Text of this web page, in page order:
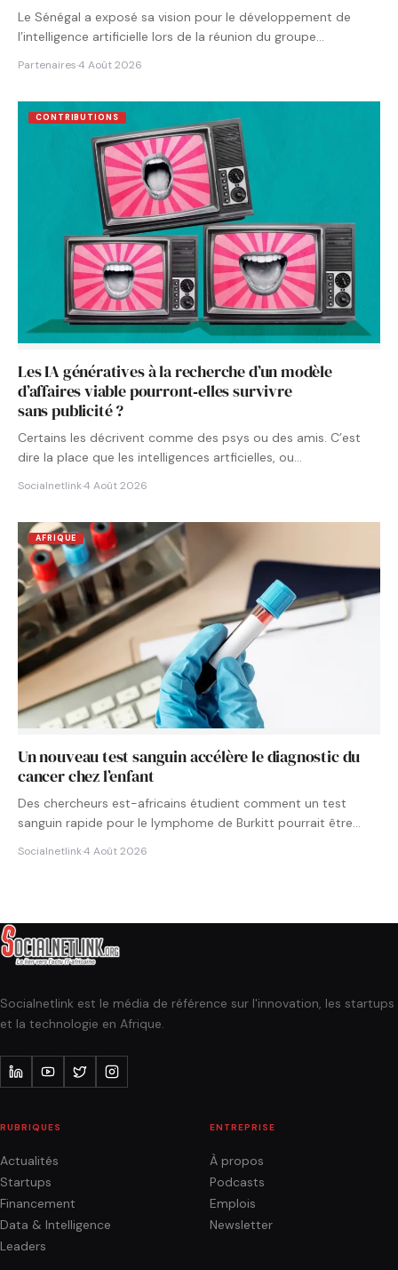
Le Sénégal a exposé sa vision pour le développement de
l’intelligence artificielle lors de la réunion du groupe…
Partenaires·4 Août 2026
CONTRIBUTIONS
Les IA génératives à la recherche d’un modèle
d’affaires viable pourront‑elles survivre
sans publicité ?
Certains les décrivent comme des psys ou des amis. C’est
dire la place que les intelligences artficielles, ou…
Socialnetlink·4 Août 2026
AFRIQUE
Un nouveau test sanguin accélère le diagnostic du
cancer chez l’enfant
Des chercheurs est-africains étudient comment un test
sanguin rapide pour le lymphome de Burkitt pourrait être
Socialnetlink·4 Août 2026
Socialnetlink est le média de référence sur l'innovation, les startups
et la technologie en Afrique.
RUBRIQUES
Actualités
Startups
Financement
Data & Intelligence
Leaders
ENTREPRISE
À propos
Podcasts
Emplois
Newsletter